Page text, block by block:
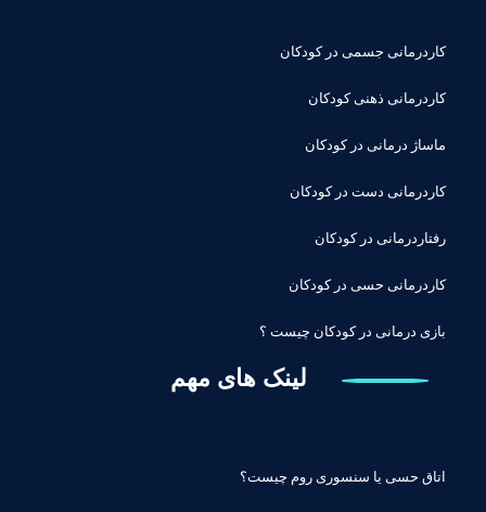
کاردرمانی جسمی در کودکان
کاردرمانی ذهنی کودکان
ماساژ درمانی در کودکان
کاردرمانی دست در کودکان
رفتاردرمانی در کودکان
کاردرمانی حسی در کودکان
بازی درمانی در کودکان چیست ؟
لینک های مهم
اتاق حسی یا سنسوری روم چیست؟